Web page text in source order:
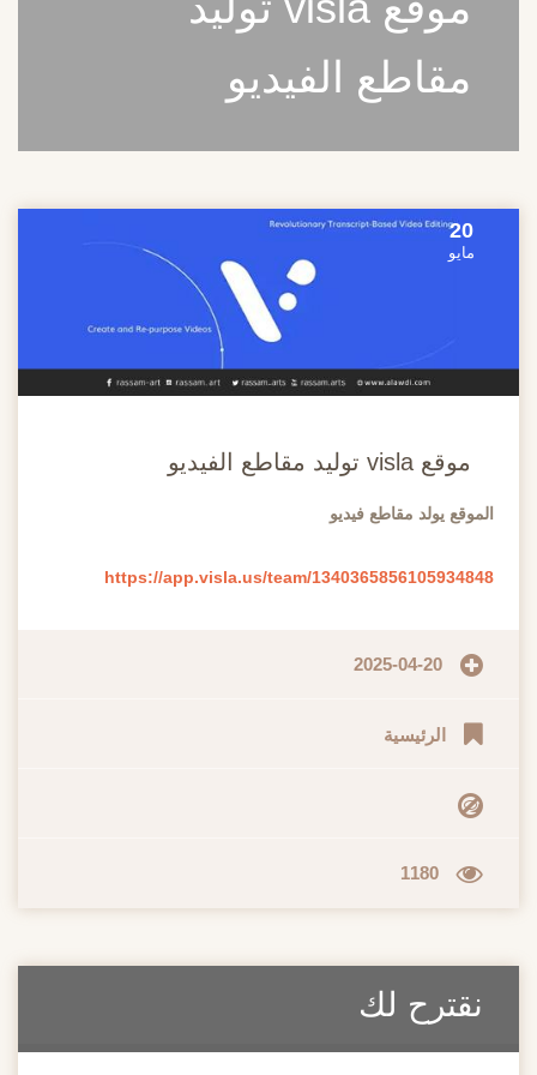
مقاطع الفيديو
20
مايو
موقع visla توليد مقاطع الفيديو
الموقع يولد مقاطع فيديو
https://app.visla.us/team/1340365856105934848
2025-04-20
الرئيسية
1180
نقترح لك